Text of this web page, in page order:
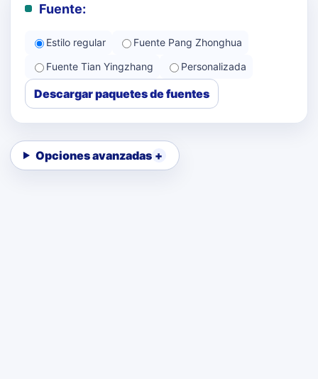
Fuente:
Estilo regular
Fuente Pang Zhonghua
Fuente Tian Yingzhang
Personalizada
Descargar paquetes de fuentes
Opciones avanzadas